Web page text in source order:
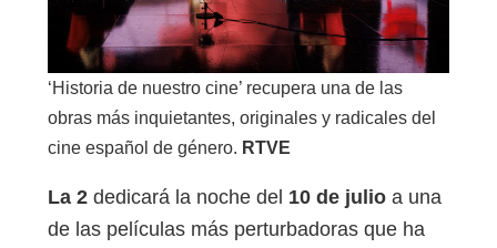
‘Historia de nuestro cine’ recupera una de las
obras más inquietantes, originales y radicales del
cine español de género. RTVE
La 2 dedicará la noche del 10 de julio a una
de las películas más perturbadoras que ha